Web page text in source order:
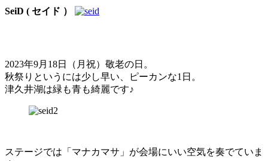
SeiD ( セイド ）
2023年9月18日（月祝）敬老の日。
秋祭りというには少し早い、ピーカンな1日。
津久井湖は緑も青も綺麗です♪
ステージでは「マナカマサ」が会場にいい空気を奏でていま